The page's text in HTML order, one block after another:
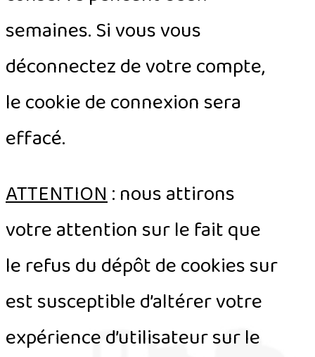
semaines. Si vous vous
déconnectez de votre compte,
le cookie de connexion sera
effacé.
ATTENTION: nous attirons
votre attention sur le fait que
le refus du dépôt de cookies sur
est susceptible d’altérer votre
expérience d’utilisateur sur le